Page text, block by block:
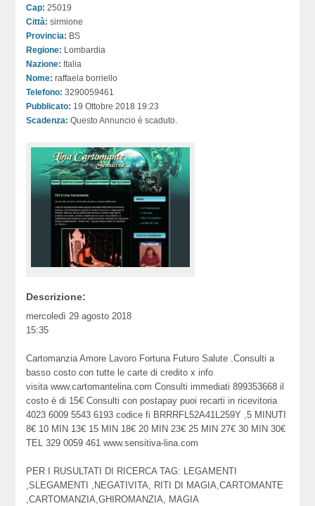
Cap: 25019
Città: sirmione
Provincia: BS
Regione: Lombardia
Nazione: Italia
Nome: raffaela borriello
Telefono: 3290059461
Pubblicato: 19 Ottobre 2018 19:23
Scadenza: Questo Annuncio è scaduto.
Descrizione:
mercoledì 29 agosto 2018
15:35
Cartomanzia Amore Lavoro Fortuna Futuro Salute .Consulti a
basso costo con tutte le carte di credito x info
visita www.cartomantelina.com Consulti immediati 899353668 il
costo è di 15€ Consulti con postapay puoi recarti in ricevitoria
4023 6009 5543 6193 codice fi BRRRFL52A41L259Y ,5 MINUTI
8€ 10 MIN 13€ 15 MIN 18€ 20 MIN 23€ 25 MIN 27€ 30 MIN 30€
TEL 329 0059 461 www.sensitiva-lina.com
PER I RUSULTATI DI RICERCA TAG: LEGAMENTI
,SLEGAMENTI ,NEGATIVITA, RITI DI MAGIA,CARTOMANTE
,CARTOMANZIA,GHIROMANZIA, MAGIA